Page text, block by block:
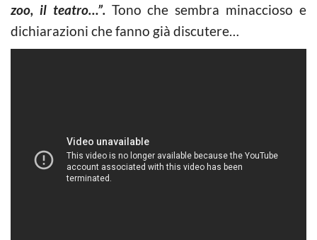
zoo, il teatro…”. Tono che sembra minaccioso e
dichiarazioni che fanno già discutere…